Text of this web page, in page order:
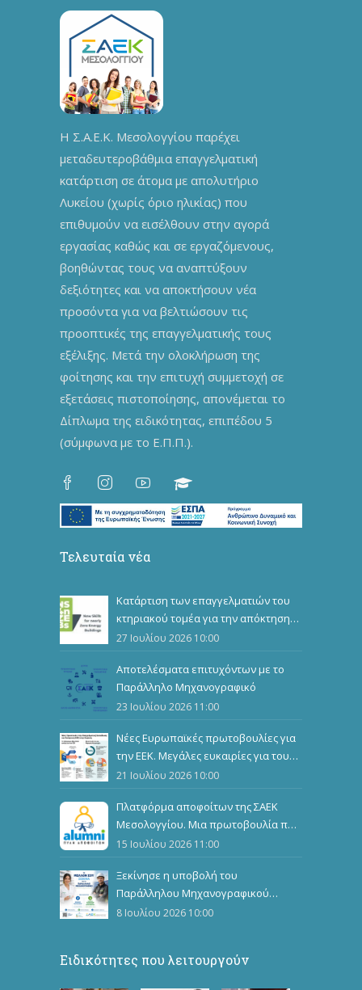
Η Σ.Α.Ε.Κ. Μεσολογγίου παρέχει
μεταδευτεροβάθμια επαγγελματική
κατάρτιση σε άτομα με απολυτήριο
Λυκείου (χωρίς όριο ηλικίας) που
επιθυμούν να εισέλθουν στην αγορά
εργασίας καθώς και σε εργαζόμενους,
βοηθώντας τους να αναπτύξουν
δεξιότητες και να αποκτήσουν νέα
προσόντα για να βελτιώσουν τις
προοπτικές της επαγγελματικής τους
εξέλιξης. Μετά την ολοκλήρωση της
φοίτησης και την επιτυχή συμμετοχή σε
εξετάσεις πιστοποίησης, απονέμεται το
Δίπλωμα της ειδικότητας, επιπέδου 5
(σύμφωνα με το Ε.Π.Π.).
Τελευταία νέα
Κατάρτιση των επαγγελματιών του
κτηριακού τομέα για την απόκτηση
επιπλέον επαγγελματικών
27 Ιουλίου 2026 10:00
Αποτελέσματα επιτυχόντων με το
Παράλληλο Μηχανογραφικό
23 Ιουλίου 2026 11:00
Νέες Ευρωπαϊκές πρωτοβουλίες για
την ΕΕΚ. Μεγάλες ευκαιρίες για τους
καταρτιζόμενους
21 Ιουλίου 2026 10:00
Πλατφόρμα αποφοίτων της ΣΑΕΚ
Μεσολογγίου. Μια πρωτοβουλία που
ενώνει, αναδεικνύει και εμπνέει
15 Ιουλίου 2026 11:00
Ξεκίνησε η υποβολή του
Παράλληλου Μηχανογραφικού
Δελτίου
8 Ιουλίου 2026 10:00
Ειδικότητες που λειτουργούν